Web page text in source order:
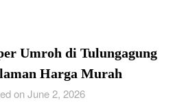
Umroh di Tulungagung
Harga Murah
on June 2, 2026